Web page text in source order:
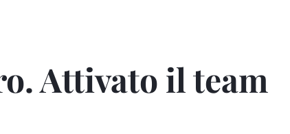
Attivato il team